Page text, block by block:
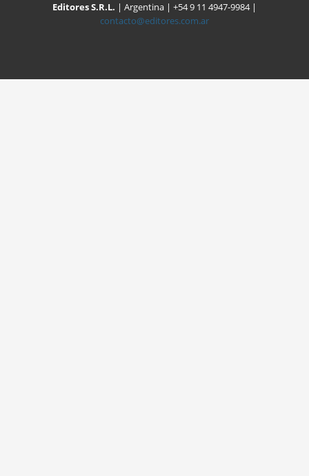
Editores S.R.L. | Argentina | +54 9 11 4947-9984 |
contacto@editores.com.ar